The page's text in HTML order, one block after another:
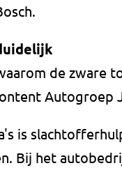
de zware
Autogroep
is
Bij het